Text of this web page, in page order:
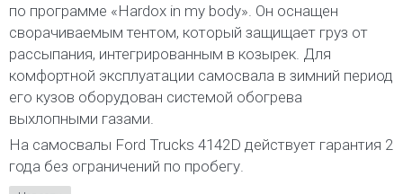
по программе «Hardox in my body». Он оснащен
сворачиваемым тентом, который защищает груз от
рассыпания, интегрированным в козырек. Для
комфортной эксплуатации самосвала в зимний период
его кузов оборудован системой обогрева
выхлопными газами.
На самосвалы Ford Trucks 4142D действует гарантия 2
года без ограничений по пробегу.